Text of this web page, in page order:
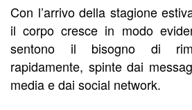
Con l’arrivo della stagione
il corpo cresce in modo
sentono il bisogno di
rapidamente, spinte dai
media e dai social network.